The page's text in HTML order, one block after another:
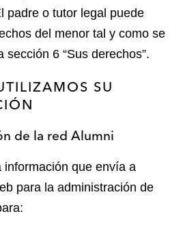
padre o tutor legal puede
del menor tal y como se
sección 6 “Sus derechos”.
SU
de la red Alumni
información que envía a
para la administración de